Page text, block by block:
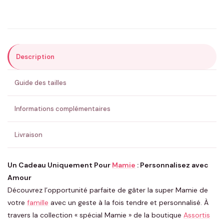
ENVOYER MA DEMANDE ✨
💚 Retour sous 24-48h🇫🇷 Flocage en France✅ Validation avant fabrication
Description
Guide des tailles
Informations complémentaires
Livraison
Un Cadeau Uniquement Pour Mamie : Personnalisez avec
Amour
Découvrez l’opportunité parfaite de gâter la super Mamie de
votre famille avec un geste à la fois tendre et personnalisé. À
travers la collection « spécial Mamie » de la boutique Assortis